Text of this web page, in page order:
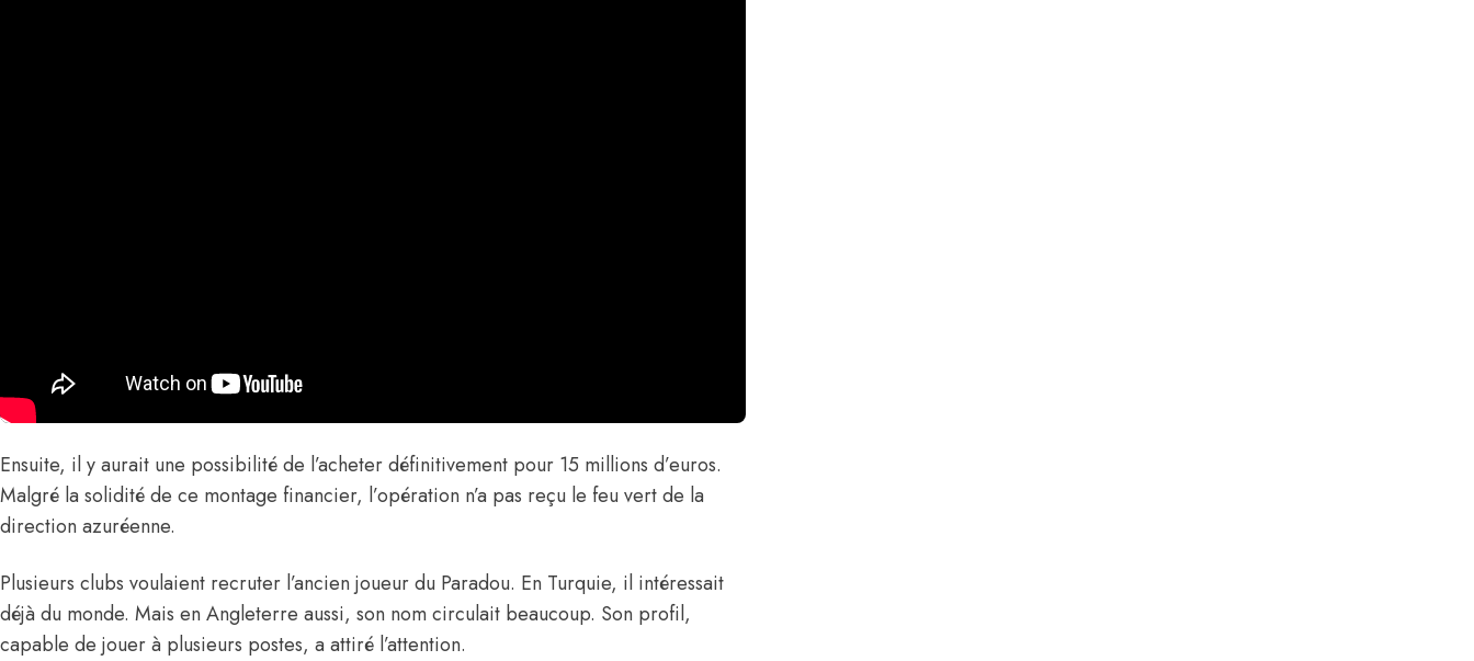
Ensuite, il y aurait une possibilité de l’acheter définitivement pour 15 millions d’euros.
Malgré la solidité de ce montage financier, l’opération n’a pas reçu le feu vert de la
direction azuréenne.
Plusieurs clubs voulaient recruter l’ancien joueur du Paradou. En Turquie, il intéressait
déjà du monde. Mais en Angleterre aussi, son nom circulait beaucoup. Son profil,
capable de jouer à plusieurs postes, a attiré l’attention.